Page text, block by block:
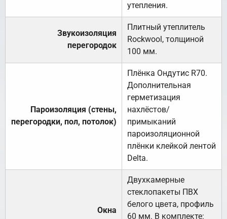
утепления.
Звукоизоляция
перегородок
Плитный утеплитель
Rockwool, толщиной
100 мм.
Пароизоляция (стены,
перегородки, пол, потолок)
Плёнка Ондутис R70.
Дополнительная
герметизация
нахлёстов/
примыканий
пароизоляционной
плёнки клейкой лентой
Delta.
Окна
Двухкамерные
стеклопакеты ПВХ
белого цвета, профиль
60 мм. В комплекте: